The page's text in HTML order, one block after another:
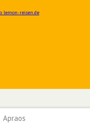
Apraos